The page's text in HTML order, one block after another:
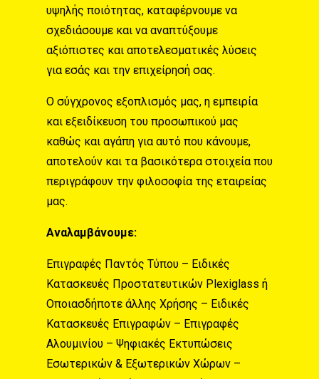
υψηλής ποιότητας, καταφέρνουμε να
σχεδιάσουμε και να αναπτύξουμε
αξιόπιστες και αποτελεσματικές λύσεις
για εσάς και την επιχείρησή σας.
Ο σύγχρονος εξοπλισμός μας, η εμπειρία
και εξειδίκευση του προσωπικού μας
καθώς και αγάπη για αυτό που κάνουμε,
αποτελούν και τα βασικότερα στοιχεία που
περιγράφουν την φιλοσοφία της εταιρείας
μας.
Αναλαμβάνουμε:
Επιγραφές Παντός Τύπου – Ειδικές
Κατασκευές Προστατευτικών Plexiglass ή
Οποιασδήποτε άλλης Χρήσης – Ειδικές
Κατασκευές Επιγραφών – Επιγραφές
Αλουμινίου – Ψηφιακές Εκτυπώσεις
Εσωτερικών & Εξωτερικών Χώρων –